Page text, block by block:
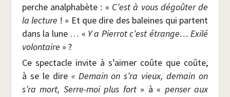
perche anal­pha­bète : « C’est à vous dégoû­ter de
la lec­ture ! » Et que dire des baleines qui partent
dans la lune … « Y a Pier­rot c’est étrange… Exi­lé
volon­taire » ?
Ce spec­tacle invite à s’aimer coûte que coûte,
à se le dire « Demain on s’ra vieux, demain on
s’ra mort, Serre-moi plus fort » à « pen­ser aux